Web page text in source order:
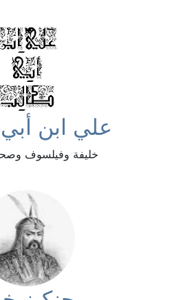
علي ابن
خليفة وفيلسوف